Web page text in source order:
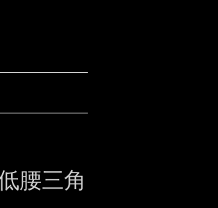
腰三角